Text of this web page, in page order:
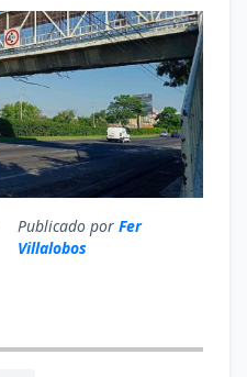
Publicado porFer
Villalobos